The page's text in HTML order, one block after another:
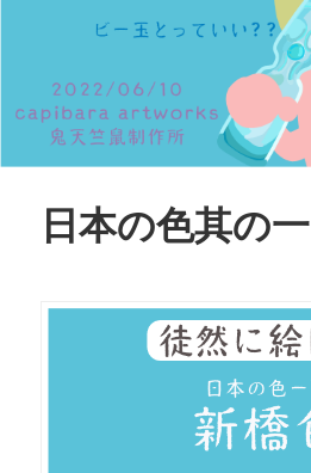
日本の色其の一